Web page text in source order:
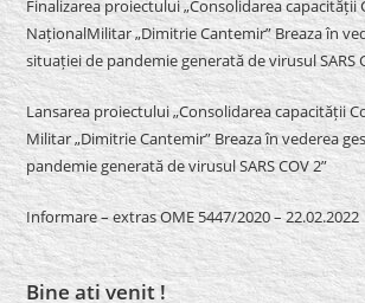
Finalizarea proiectului „Consolidarea capacității
NaționalMilitar „Dimitrie Cantemir” Breaza în
situației de pandemie generată de virusul SARS
Lansarea proiectului „Consolidarea capacității
Militar „Dimitrie Cantemir” Breaza în vederea
pandemie generată de virusul SARS COV 2”
Informare – extras OME 5447/2020 – 22.02.2022
Bine ati venit !